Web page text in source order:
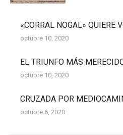
«CORRAL NOGAL» QUIERE
octubre 10, 2020
EL TRIUNFO MÁS
octubre 10, 2020
CRUZADA POR
octubre 6, 2020